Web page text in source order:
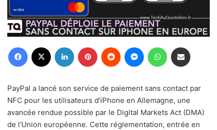
Facebook Linkedin Pinterest Reddit MessengerWhatsApp
PayPal a lancé son service de paiement sans contact par
NFC pour les utilisateurs d’iPhone en Allemagne, une
avancée rendue possible par le Digital Markets Act (DMA)
de l’Union européenne. Cette réglementation, entrée en